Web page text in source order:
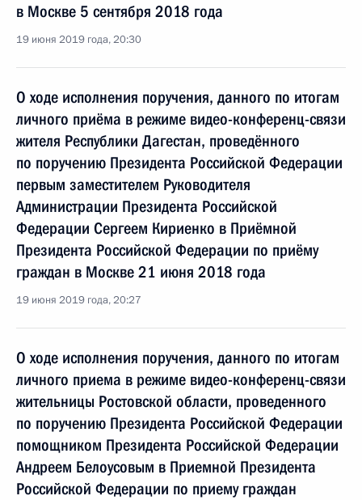
в Москве 5 сентября 2018 года
19 июня 2019 года, 20:30
О ходе исполнения поручения, данного по итогам
личного приёма в режиме видео-конференц-связи
жителя Республики Дагестан, проведённого
по поручению Президента Российской Федерации
первым заместителем Руководителя
Администрации Президента Российской
Федерации Сергеем Кириенко в Приёмной
Президента Российской Федерации по приёму
граждан в Москве 21 июня 2018 года
19 июня 2019 года, 20:27
О ходе исполнения поручения, данного по итогам
личного приема в режиме видео-конференц-связи
жительницы Ростовской области, проведенного
по поручению Президента Российской Федерации
помощником Президента Российской Федерации
Андреем Белоусовым в Приемной Президента
Российской Федерации по приему граждан